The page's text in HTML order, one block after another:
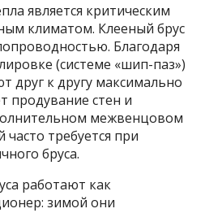
является критическим
климатом. Клееный брус
Благодаря
(системе «шип-паз»)
друг к другу максимально
продувание стен и
межвенцовом
требуется при
бруса.
работают как
зимой они